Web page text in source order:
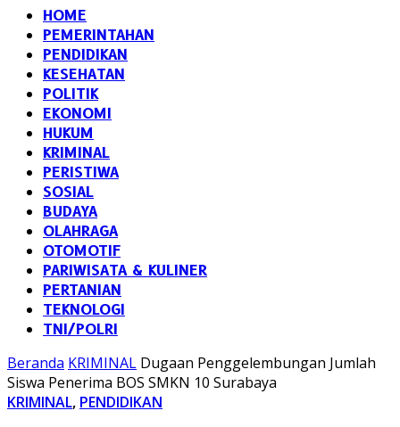
HOME
PEMERINTAHAN
PENDIDIKAN
KESEHATAN
POLITIK
EKONOMI
HUKUM
KRIMINAL
PERISTIWA
SOSIAL
BUDAYA
OLAHRAGA
OTOMOTIF
PARIWISATA & KULINER
PERTANIAN
TEKNOLOGI
TNI/POLRI
Beranda KRIMINAL Dugaan Penggelembungan Jumlah
Siswa Penerima BOS SMKN 10 Surabaya
KRIMINAL, PENDIDIKAN